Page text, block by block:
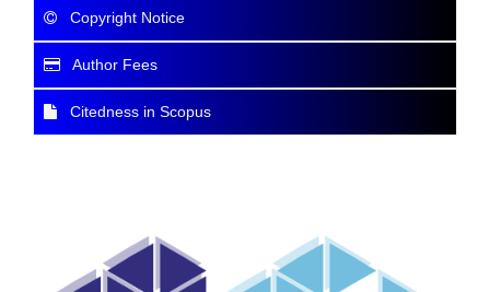
Copyright Notice
Author Fees
Citedness in Scopus